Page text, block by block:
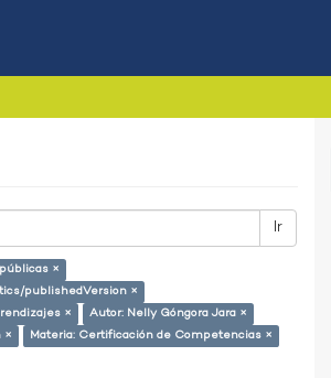
Ir
×
publishedVersion ×
×
Autor: Nelly Góngora Jara ×
×
Materia: Certificación de Competencias ×